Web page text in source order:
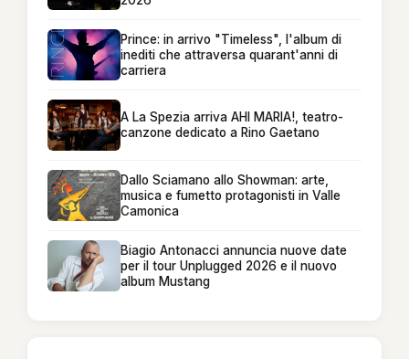
Prince: in arrivo "Timeless", l'album di
inediti che attraversa quarant'anni di
carriera
A La Spezia arriva AHI MARIA!, teatro-
canzone dedicato a Rino Gaetano
Dallo Sciamano allo Showman: arte,
musica e fumetto protagonisti in Valle
Camonica
Biagio Antonacci annuncia nuove date
per il tour Unplugged 2026 e il nuovo
album Mustang